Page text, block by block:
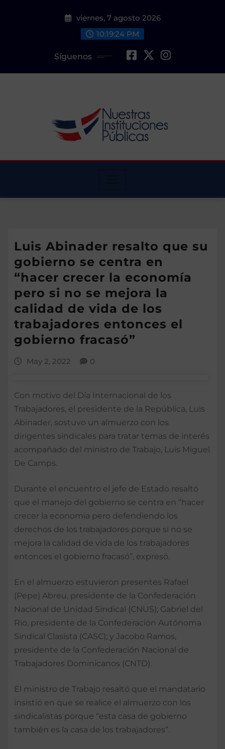
viernes, 7 agosto 2026
10:19:25 PM
Síguenos
Luis Abinader resalto que su
gobierno se centra en
“hacer crecer la economía
pero si no se mejora la
calidad de vida de los
trabajadores entonces el
gobierno fracasó”
May 2, 2022 0
Con motivo del Día Internacional de los
Trabajadores, el presidente de la República, Luis
Abinader, sostuvo un almuerzo con los
dirigentes sindicales para tratar temas de interés
acompañado del ministro de Trabajo, Luis Miguel
De Camps.
Durante el encuentro el jefe de Estado resaltó
que el manejo del gobierno se centra en “hacer
crecer la economía pero defendiendo los
derechos de los trabajadores porque si no se
mejora la calidad de vida de los trabajadores
entonces el gobierno fracasó”, expresó.
En el almuerzo estuvieron presentes Rafael
(Pepe) Abreu, presidente de la Confederación
Nacional de Unidad Sindical (CNUS); Gabriel del
Rio, presidente de la Confederación Autónoma
Sindical Clasista (CASC); y Jacobo Ramos,
presidente de la Confederación Nacional de
Trabajadores Dominicanos (CNTD).
El ministro de Trabajo resaltó que el mandatario
insistió en que se realice el almuerzo con los
sindicalistas porque “esta casa de gobierno
también es la casa de los trabajadores”.